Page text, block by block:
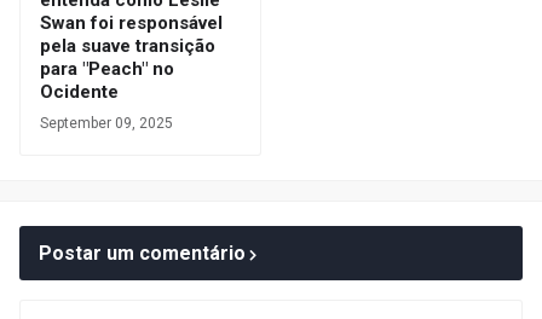
Swan foi responsável
pela suave transição
para "Peach" no
Ocidente
September 09, 2025
Postar um comentário